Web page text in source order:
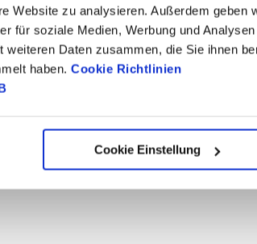
Website zu analysieren. Außerdem geben
für soziale Medien, Werbung und
weiteren Daten zusammen, die Sie ihnen
haben. Cookie Richtlinien
Cookie Einstellung
Spanneisen